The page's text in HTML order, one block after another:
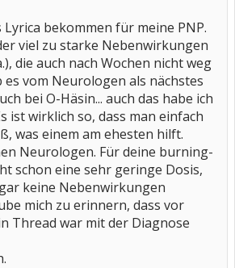
Lyrica bekommen für meine PNP.
viel zu starke Nebenwirkungen
die auch nach Wochen nicht weg
es vom Neurologen als nächstes
bei O-Häsin... auch das habe ich
ist wirklich so, dass man einfach
was einem am ehesten hilft.
Neurologen. Für deine burning-
schon eine sehr geringe Dosis,
keine Nebenwirkungen
mich zu erinnern, dass vor
Thread war mit der Diagnose